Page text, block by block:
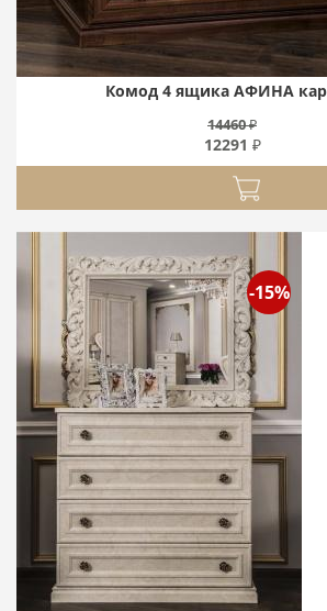
Комод 4 ящика АФИНА
14460 ₽
12291 ₽
-15%